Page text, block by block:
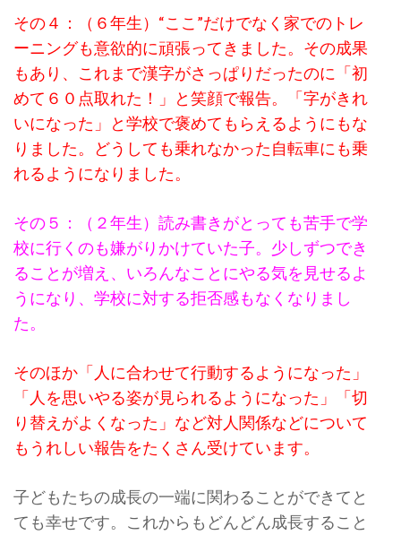
その４：（６年生）“ここ”だけでなく家でのトレ
ーニングも意欲的に頑張ってきました。その成果
もあり、これまで漢字がさっぱりだったのに「初
めて６０点取れた！」と笑顔で報告。「字がきれ
いになった」と学校で褒めてもらえるようにもな
りました。どうしても乗れなかった自転車にも乗
れるようになりました。
その５：（２年生）読み書きがとっても苦手で学
校に行くのも嫌がりかけていた子。少しずつでき
ることが増え、いろんなことにやる気を見せるよ
うになり、学校に対する拒否感もなくなりまし
た。
そのほか「人に合わせて行動するようになった」
「人を思いやる姿が見られるようになった」「切
り替えがよくなった」など対人関係などについて
もうれしい報告をたくさん受けています。
子どもたちの成長の一端に関わることができてと
ても幸せです。これからもどんどん成長すること